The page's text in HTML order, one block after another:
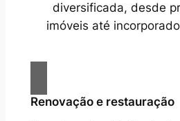
diversificada, desde
imóveis até
Renovação e restauração